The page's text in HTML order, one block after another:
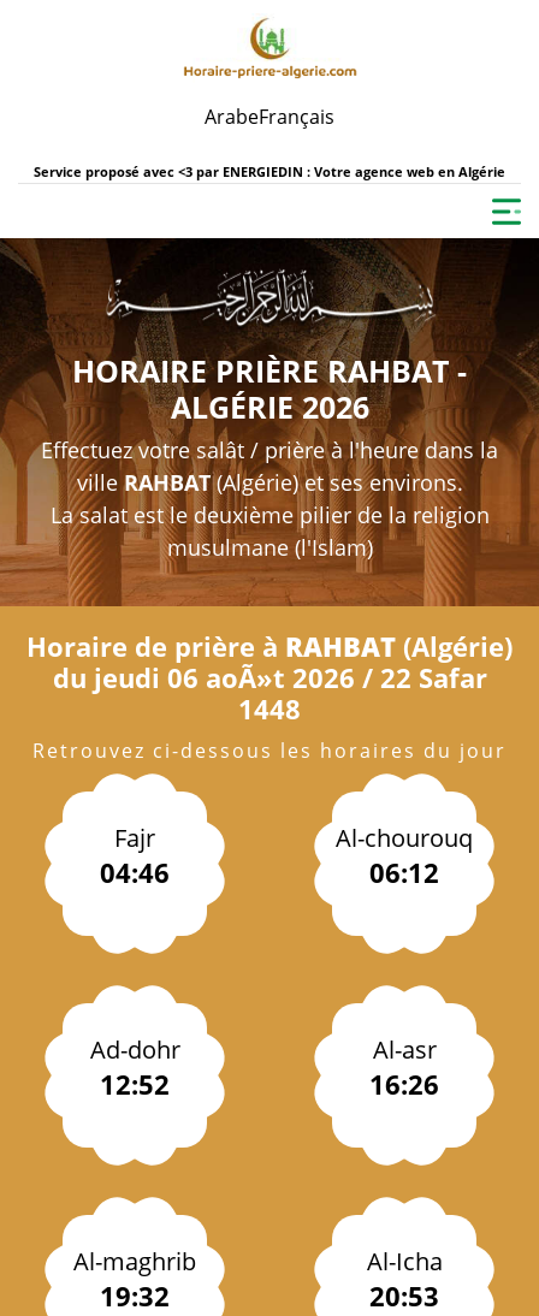
ArabeFrançais
Service proposé avec <3 par ENERGIEDIN : Votre agence web en Algérie
HORAIRE PRIÈRE RAHBAT -
ALGÉRIE 2026
Effectuez votre salât / prière à l'heure dans la
villeRAHBAT(Algérie) et ses environs.
La salat est le deuxième pilier de la religion
musulmane (l'Islam)
Horaire de prière à RAHBAT (Algérie)
du jeudi 06 aoÃ»t 2026 / 22 Safar
1448
Retrouvez ci-dessous les horaires du jour
Fajr
04:46
Al-chourouq
06:12
Ad-dohr
12:52
Al-asr
16:26
Al-maghrib
19:32
Al-Icha
20:53